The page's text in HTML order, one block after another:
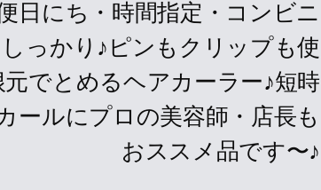
日にち・時間指定・コンビニ
っかり♪ピンもクリップも使
でとめるヘアカーラー♪短時
ールにプロの美容師・店長も
おススメ品です〜♪